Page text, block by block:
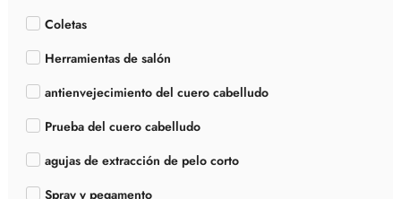
Coletas
Herramientas de salón
antienvejecimiento del cuero cabelludo
Prueba del cuero cabelludo
agujas de extracción de pelo corto
Spray y pegamento